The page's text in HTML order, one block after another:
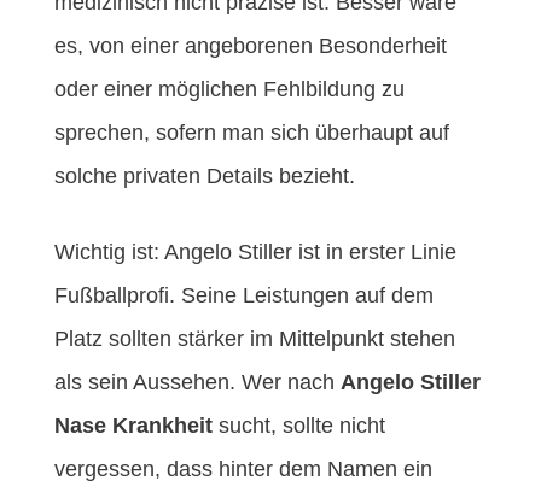
es, von einer angeborenen Besonderheit
oder einer möglichen Fehlbildung zu
sprechen, sofern man sich überhaupt auf
solche privaten Details bezieht.
Wichtig ist: Angelo Stiller ist in erster Linie
Fußballprofi. Seine Leistungen auf dem
Platz sollten stärker im Mittelpunkt stehen
als sein Aussehen. Wer nach Angelo Stiller
Nase Krankheitsucht, sollte nicht
vergessen, dass hinter dem Namen ein